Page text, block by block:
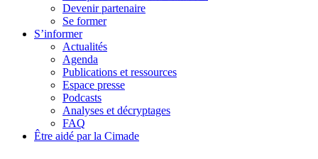
Devenir partenaire
Se former
S’informer
Actualités
Agenda
Publications et ressources
Espace presse
Podcasts
Analyses et décryptages
FAQ
Être aidé par la Cimade